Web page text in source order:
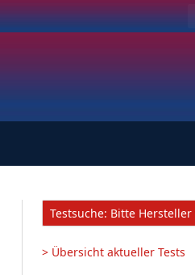
> Übersicht aktueller Tests